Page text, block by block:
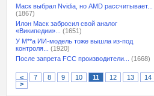
Маск выбрал Nvidia, но AMD рассчитывает...
(1867)
Илон Маск забросил свой аналог
«Википедии»...
(1651)
У M**a ИИ-модель тоже вышла из-под
контроля...
(1920)
После запрета FCC производители...
(1668)
< 7 8 9 10 11 12 13
14
>